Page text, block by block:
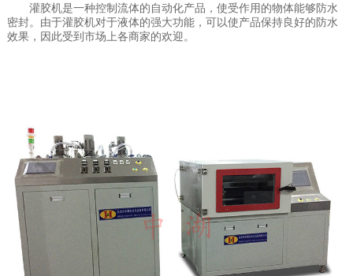
灌胶机是一种控制流体的自动化产品，使受作用的物体能够防水
密封。由于灌胶机对于液体的强大功能，可以使产品保持良好的防水
效果，因此受到市场上各商家的欢迎。